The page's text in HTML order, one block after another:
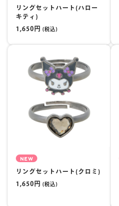
リングセットハート(ハロー
キティ)
1,650円 (税込)
NEW
リングセットハート(クロミ)
1,650円 (税込)